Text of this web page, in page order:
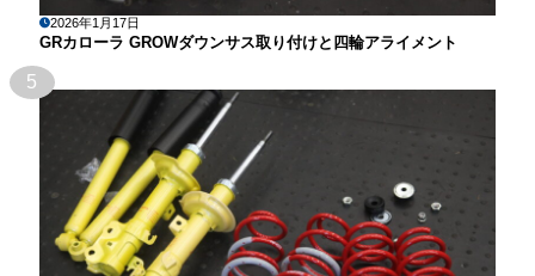
2026年1月17日
GRカローラ GROWダウンサス取り付けと四輪アライメント
5